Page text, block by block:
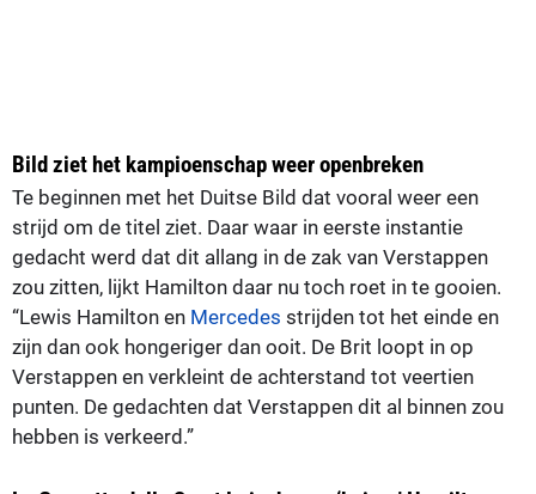
Bild ziet het kampioenschap weer openbreken
Te beginnen met het Duitse Bild dat vooral weer een
strijd om de titel ziet. Daar waar in eerste instantie
gedacht werd dat dit allang in de zak van Verstappen
zou zitten, lijkt Hamilton daar nu toch roet in te gooien.
“Lewis Hamilton en Mercedes strijden tot het einde en
zijn dan ook hongeriger dan ooit. De Brit loopt in op
Verstappen en verkleint de achterstand tot veertien
punten. De gedachten dat Verstappen dit al binnen zou
hebben is verkeerd.”